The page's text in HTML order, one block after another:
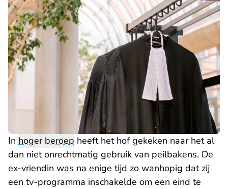
In hoger beroep heeft het hof gekeken naar het al
dan niet onrechtmatig gebruik van peilbakens. De
ex-vriendin was na enige tijd zo wanhopig dat zij
een tv-programma inschakelde om een eind te